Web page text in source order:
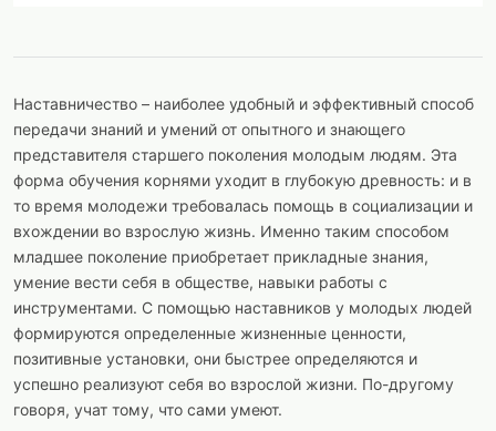
Наставничество – наиболее удобный и эффективный способ
передачи знаний и умений от опытного и знающего
представителя старшего поколения молодым людям. Эта
форма обучения корнями уходит в глубокую древность: и в
то время молодежи требовалась помощь в социализации и
вхождении во взрослую жизнь. Именно таким способом
младшее поколение приобретает прикладные знания,
умение вести себя в обществе, навыки работы с
инструментами. С помощью наставников у молодых людей
формируются определенные жизненные ценности,
позитивные установки, они быстрее определяются и
успешно реализуют себя во взрослой жизни. По-другому
говоря, учат тому, что сами умеют.